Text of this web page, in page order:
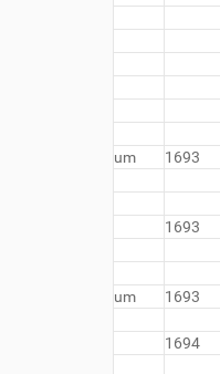
um
1693
1693
um
1693
1694